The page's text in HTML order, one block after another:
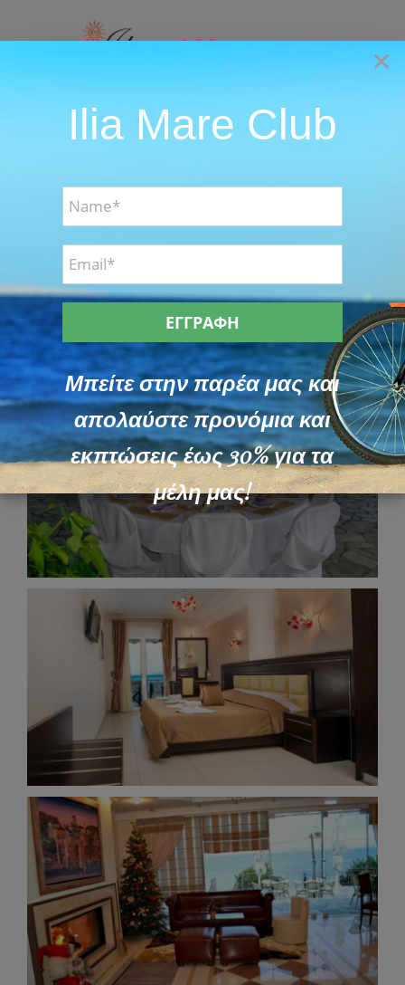
to
Καλοκαιρινές διακοπές – Προσφορές
Offers
Pharos Restaurant Event 360°
Ilia Mare Double Room 360°
Panorama Photos
Ilia Mare Lobby 360°
Panorama Photos
×
Ilia Mare Club
Μπείτε στην παρέα μας και
απολαύστε προνόμια και
εκπτώσεις έως 30% για τα
μέλη μας!